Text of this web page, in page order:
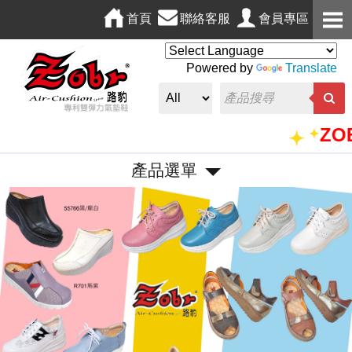
會員專區
聯絡客服
首頁
Powered by Translate
ZOBR官
產品選單
P
r
e
v
i
o
u
N
e
x
t